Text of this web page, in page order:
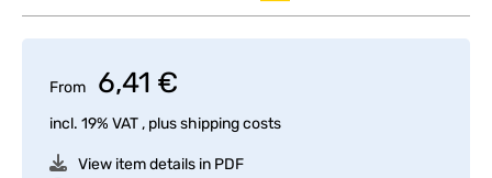
From 6,41 €
incl. 19% VAT , plusshipping costs
View item details in PDF